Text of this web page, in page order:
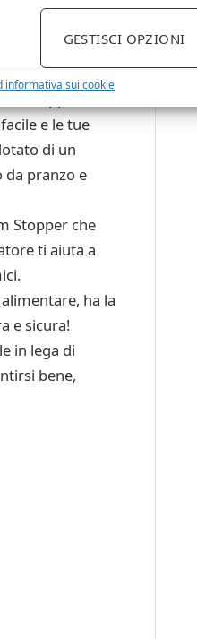
GESTISCI OPZIONI
informativa sui cookie
(o
dalle batterie).
e le tue
di un
da pranzo e
Stopper che
ti aiuta a
ha la
e sicura!
in lega di
bene,